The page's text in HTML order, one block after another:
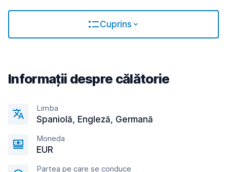
Cuprins
Informații despre călătorie
Limba
Spaniolă, Engleză, Germană
Moneda
EUR
Partea pe care se conduce